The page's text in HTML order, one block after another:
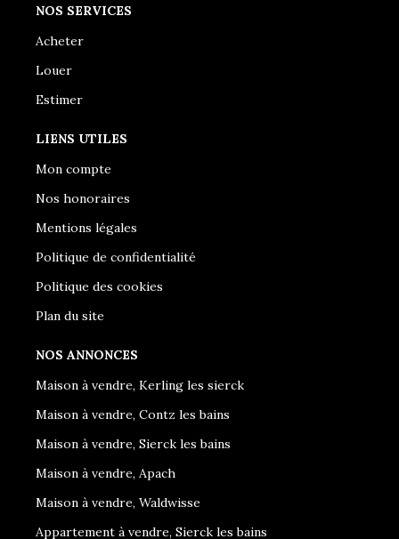
NOS SERVICES
Acheter
Louer
Estimer
LIENS UTILES
Mon compte
Nos honoraires
Mentions légales
Politique de confidentialité
Politique des cookies
Plan du site
NOS ANNONCES
Maison à vendre, Kerling les sierck
Maison à vendre, Contz les bains
Maison à vendre, Sierck les bains
Maison à vendre, Apach
Maison à vendre, Waldwisse
Appartement à vendre, Sierck les bains